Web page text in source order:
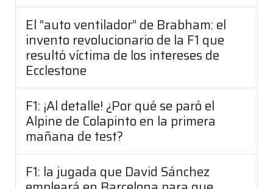
El “auto ventilador” de Brabham: el
invento revolucionario de la F1 que
resultó víctima de los intereses de
Ecclestone
F1: ¡Al detalle! ¿Por qué se paró el
Alpine de Colapinto en la primera
mañana de test?
F1: la jugada que David Sánchez